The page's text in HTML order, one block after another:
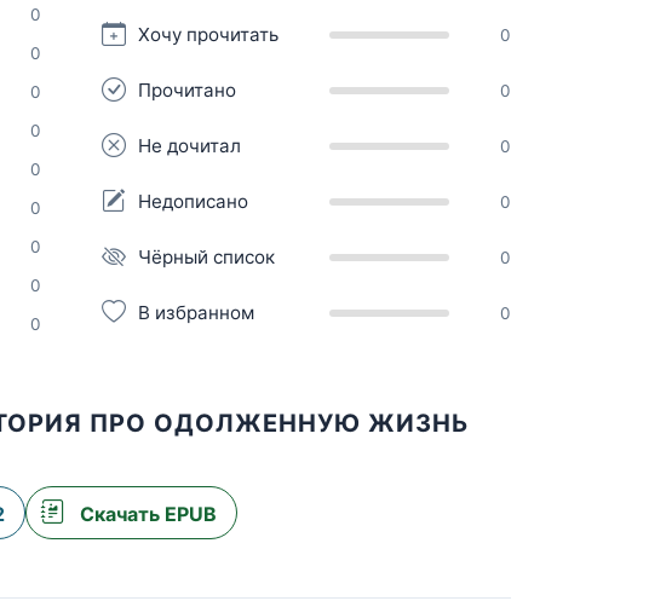
0
0
0
0
0
0
0
0
0
Хочу прочитать 0
Прочитано 0
Не дочитал 0
Недописано 0
Чёрный список 0
В избранном 0
ПРО ОДОЛЖЕННУЮ ЖИЗНЬ
Скачать EPUB